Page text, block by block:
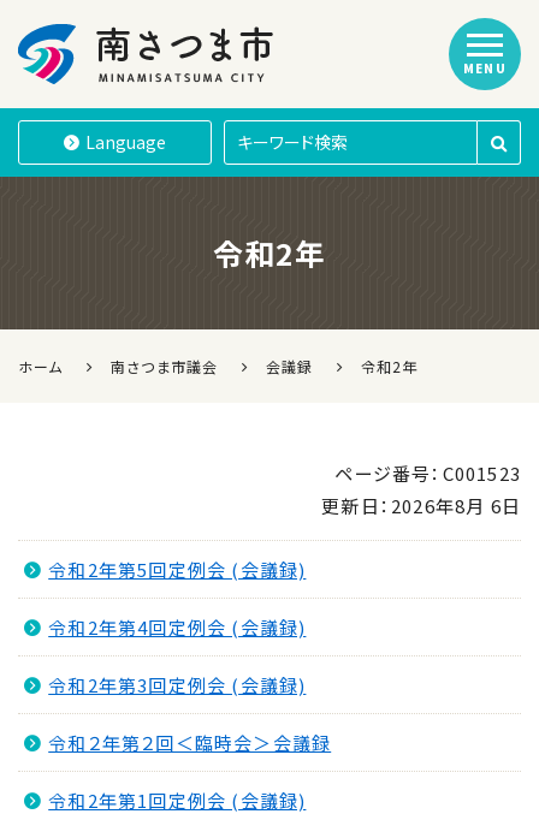
南さつま市
Language
MENU
令和2年
ホーム 南さつま市議会 会議録 令和2年
ページ番号：C001523
更新日： 2026年8月 6日
令和2年第5回定例会 (会議録)
令和2年第4回定例会 (会議録)
令和2年第3回定例会 (会議録)
令和２年第２回＜臨時会＞会議録
令和2年第1回定例会 (会議録)